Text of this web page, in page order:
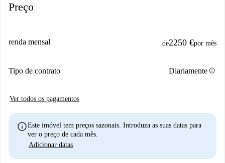
Preço
renda mensal de2250 €por mês
Tipo de contrato Diariamenteinfo
Ver todos os pagamentos
infoEste imóvel tem preços sazonais. Introduza as suas datas para
ver o preço de cada mês.
Adicionar datas